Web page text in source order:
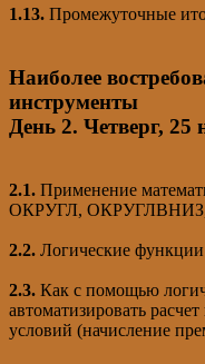
1.13. Промежуточные
Наиболее
инструменты
День 2. Четверг, 25
2.1. Применение
ОКРУГЛ,
2.2. Логические
2.3. Как с помощью
автоматизировать
условий (начисление